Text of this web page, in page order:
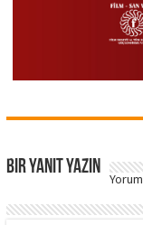
Bir yanıt yazın